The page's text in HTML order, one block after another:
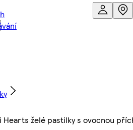
Hearts želé pastilky s ovocnou